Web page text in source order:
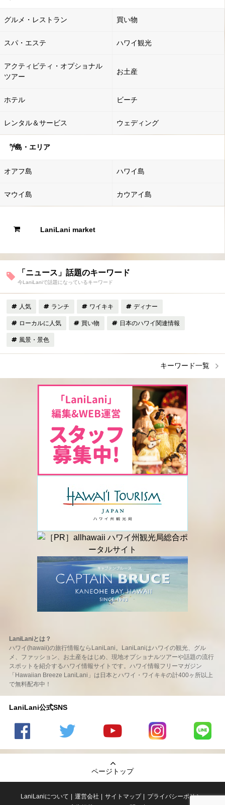
グルメ・レストラン 買い物
スパ・エステ ハワイ観光
アクティビティ・オプショナル
ツアー
お土産
ホテル ビーチ
レンタル＆サービス ウェディング
島・エリア
オアフ島 ハワイ島
マウイ島 カウアイ島
LaniLani market
「ニュース」話題のキーワード
今LaniLaniで話題になっているキーワード
人気 ランチ ワイキキ ディナー
ローカルに人気 買い物 日本のハワイ関連情報
風景・景色
キーワード一覧
LaniLaniとは？
ハワイ(hawaii)の旅行情報ならLaniLani。LaniLaniはハワイの観光、グル
メ、ファッション、お土産をはじめ、現地オプショナルツアーや話題の流行
スポットを紹介するハワイ情報サイトです。ハワイ情報フリーマガジン
「Hawaiian Breeze LaniLani」は日本とハワイ・ワイキキの計400ヶ所以上
で無料配布中！
LaniLani公式SNS
の
のtwitter
の
Youtube
チャンネ
LaniLani
LaniLani
ページトップ
LaniLaniについて 運営会社 サイトマップ
プライバシーポリシー